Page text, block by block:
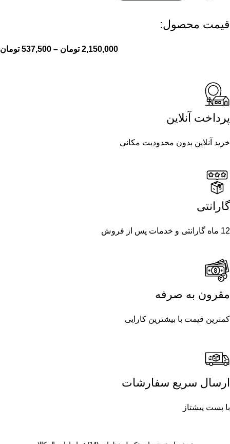
قیمت محصول:​
2,150,000 تومان –
537,500 تومان
پرداخت آنلاین
خرید آنلاین بدون محدودیت مکانی
گارانتی
12 ماه گارانتی و خدمات پس از فروش
مقرون به صرفه
کمترین قیمت با بیشترین کارایی
ارسال سریع سفارشات
با پست پیشتاز